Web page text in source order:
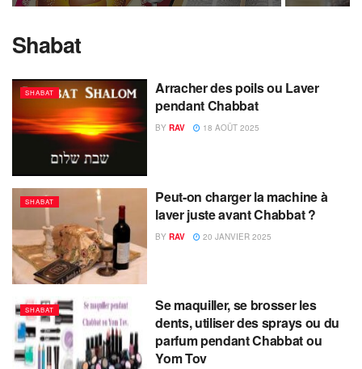
Shabat
SHABAT
Arracher des poils ou Laver
pendant Chabbat
BY RAV 18 AOÛT 2025
SHABAT
Peut-on charger la machine à
laver juste avant Chabbat ?
BY RAV 20 JANVIER 2025
SHABAT
Se maquiller, se brosser les
dents, utiliser des sprays ou du
parfum pendant Chabbat ou
Yom Tov